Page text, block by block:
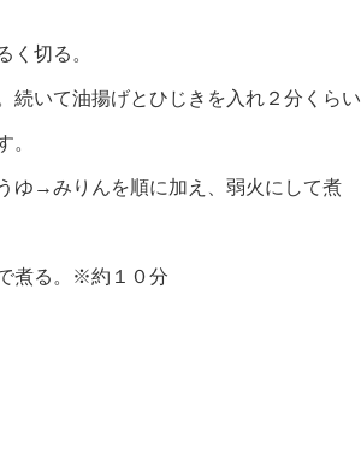
切る。
いて油揚げとひじきを入れ２分くらい
。
→みりんを順に加え、弱火にして煮
煮る。※約１０分